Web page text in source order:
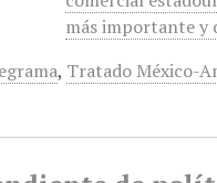
más importante y
, Tratado México-